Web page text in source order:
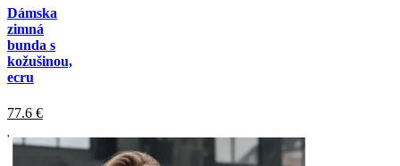
Dámska
zimná
bunda s
kožušinou,
ecru
77.6 €